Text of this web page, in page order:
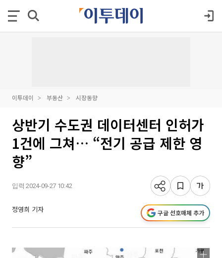
이투데이 부동산 시장동향
상반기 수도권 데이터센터 인허가
1건에 그쳐… “전기 공급 제한 영
향”
입력 2024-09-27 10:42
정영희 기자 구글 선호매체 추가